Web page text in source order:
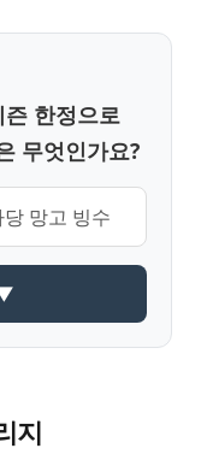
한정으로
무엇인가요?
당 망고 빙수
지